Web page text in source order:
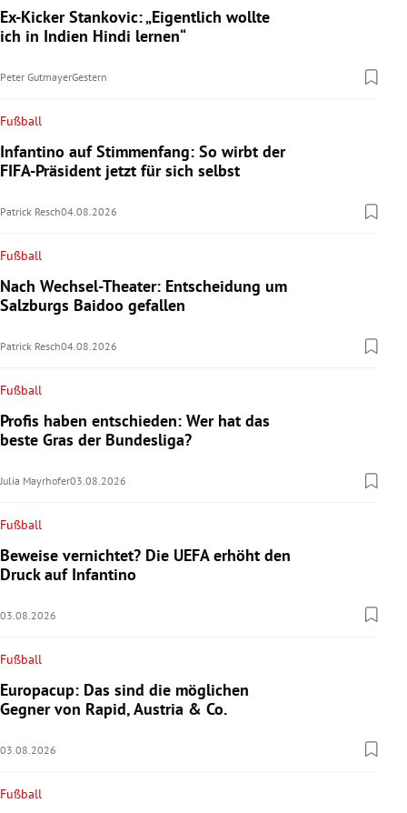
Ex-Kicker Stankovic: „Eigentlich wollte
ich in Indien Hindi lernen“
Peter GutmayerGestern
Fußball
Infantino auf Stimmenfang: So wirbt der
FIFA-Präsident jetzt für sich selbst
Patrick Resch04.08.2026
Fußball
Nach Wechsel-Theater: Entscheidung um
Salzburgs Baidoo gefallen
Patrick Resch04.08.2026
Fußball
Profis haben entschieden: Wer hat das
beste Gras der Bundesliga?
Julia Mayrhofer03.08.2026
Fußball
Beweise vernichtet? Die UEFA erhöht den
Druck auf Infantino
03.08.2026
Fußball
Europacup: Das sind die möglichen
Gegner von Rapid, Austria & Co.
03.08.2026
Fußball